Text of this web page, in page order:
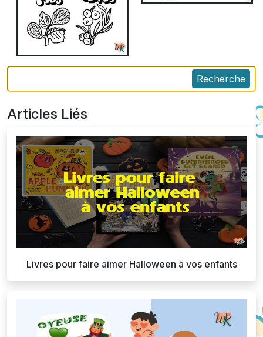
Recherche
Articles Liés
Livres pour faire aimer Halloween à vos enfants